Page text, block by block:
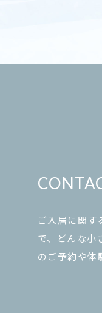
ご入居に関す
で、どんな小
のご予約や体